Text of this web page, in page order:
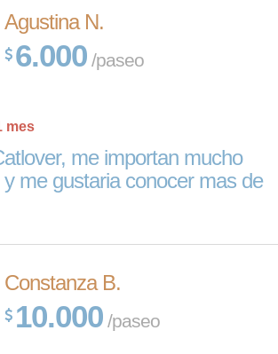
Agustina N.
6.000 /paseo
mes
me importan mucho
me gustaria conocer mas de
Constanza B.
10.000 /paseo